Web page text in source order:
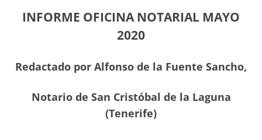
INFORME OFICINA NOTARIAL MAYO
2020
Redactado por Alfonso de la Fuente Sancho,
Notario de San Cristóbal de la Laguna
(Tenerife)